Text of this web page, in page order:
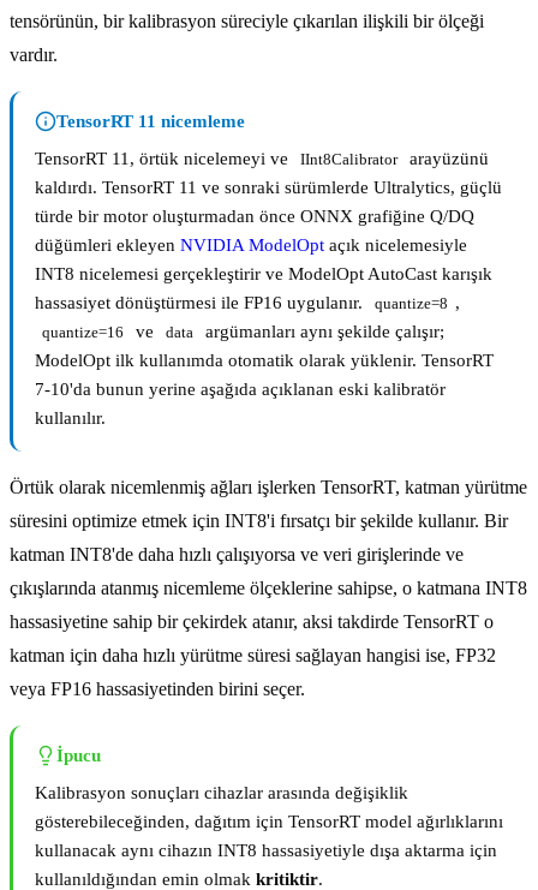
tensörünün, bir kalibrasyon süreciyle çıkarılan ilişkili bir ölçeği
vardır.
TensorRT 11 nicemleme
TensorRT 11, örtük nicelemeyi ve
IInt8Calibrator
arayüzünü
kaldırdı. TensorRT 11 ve sonraki sürümlerde Ultralytics, güçlü
türde bir motor oluşturmadan önce ONNX grafiğine Q/DQ
düğümleri ekleyen NVIDIA ModelOpt açık nicelemesiyle
INT8 nicelemesi gerçekleştirir ve ModelOpt AutoCast karışık
hassasiyet dönüştürmesi ile FP16 uygulanır.
quantize=8 ,
quantize=16 ve data
argümanları aynı şekilde çalışır;
ModelOpt ilk kullanımda otomatik olarak yüklenir. TensorRT
7-10'da bunun yerine aşağıda açıklanan eski kalibratör
kullanılır.
Örtük olarak nicemlenmiş ağları işlerken TensorRT, katman yürütme
süresini optimize etmek için INT8'i fırsatçı bir şekilde kullanır. Bir
katman INT8'de daha hızlı çalışıyorsa ve veri girişlerinde ve
çıkışlarında atanmış nicemleme ölçeklerine sahipse, o katmana INT8
hassasiyetine sahip bir çekirdek atanır, aksi takdirde TensorRT o
katman için daha hızlı yürütme süresi sağlayan hangisi ise, FP32
veya FP16 hassasiyetinden birini seçer.
İpucu
Kalibrasyon sonuçları cihazlar arasında değişiklik
gösterebileceğinden, dağıtım için TensorRT model ağırlıklarını
kullanacak aynı cihazın INT8 hassasiyetiyle dışa aktarma için
kullanıldığından emin olmak kritiktir.